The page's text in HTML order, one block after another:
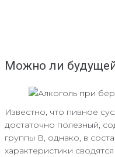
Можно ли
Известно, что пивное
достаточно полезный,
группы В, однако, в
характеристики